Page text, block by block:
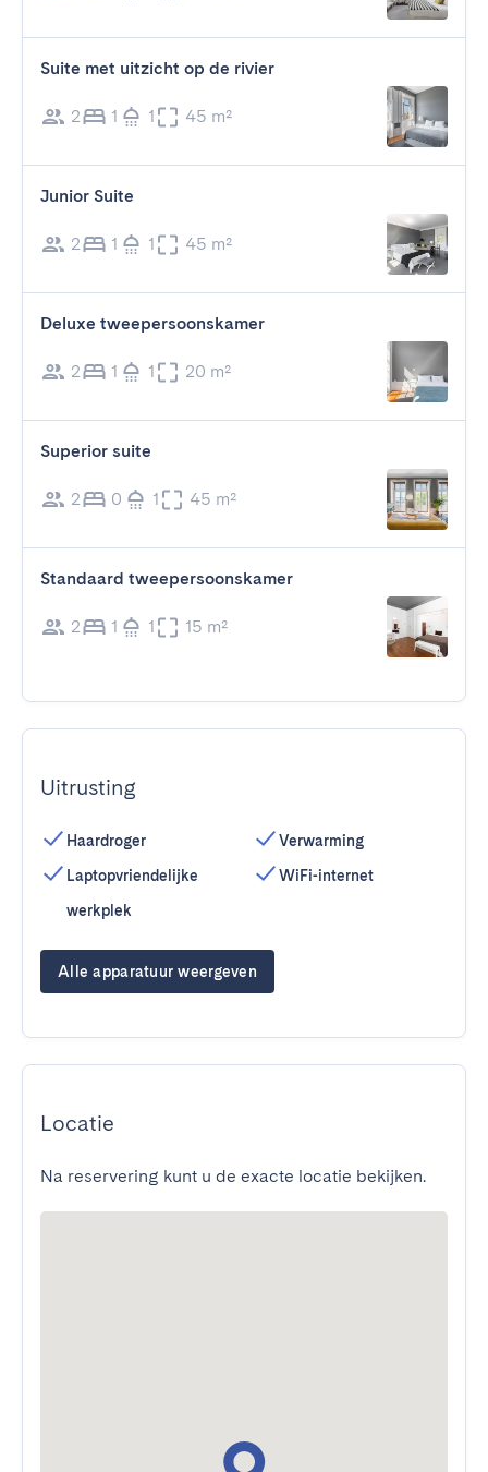
Suite met uitzicht op de rivier
2 1 1 45 m²
Junior Suite
2 1 1 45 m²
Deluxe tweepersoonskamer
2 1 1 20 m²
Superior suite
2 0 1 45 m²
Standaard tweepersoonskamer
2 1 1 15 m²
Uitrusting
Haardroger
Laptopvriendelijke
werkplek
Verwarming
WiFi-internet
Alle apparatuur weergeven
Locatie
Na reservering kunt u de exacte locatie bekijken.